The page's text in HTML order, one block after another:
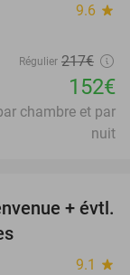
9.6 star
Régulier 217€
152€
chambre et par
nuit
25%
+ évtl.
9.1 star